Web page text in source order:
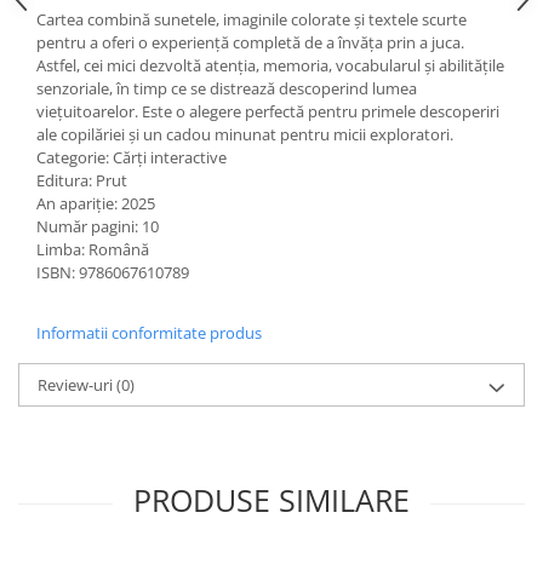
Ghiozdane pentru grădinită
Trollere pentru copii
Penare
Penare echipate
Penare neechipate
Penare tip etui
Acuarele și pensule școlare
Acuarele școlare și Tempera
Cartea combină sunetele, imaginile colorate și textele scurte
pentru a oferi o experiență completă de a învăța prin a juca.
Astfel, cei mici dezvoltă atenția, memoria, vocabularul și abilitățile
senzoriale, în timp ce se distrează descoperind lumea
viețuitoarelor. Este o alegere perfectă pentru primele descoperiri
ale copilăriei și un cadou minunat pentru micii exploratori.
Categorie: Cărți interactive
Editura: Prut
An apariție: 2025
Număr pagini: 10
Limba: Română
ISBN: 9786067610789
Informatii conformitate produs
Review-uri(0)
PRODUSE SIMILARE